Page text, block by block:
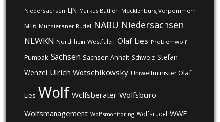
Niedersachsen LJN Markus Bathen Mecklenburg Vorpommern
MT6 Munsteraner Rudel NABU Niedersachsen
NLWKN Nordrhein-Westfalen Olaf Lies Problemwolf
Pumpak Sachsen Sachsen-Anhalt Schweiz Stefan
Wenzel Ulrich Wotschikowsky Umweltminister Olaf
Lies Wolf Wolfsberater Wolfsbüro
Wolfsmanagement Wolfsmonitoring Wolfsrudel WWF